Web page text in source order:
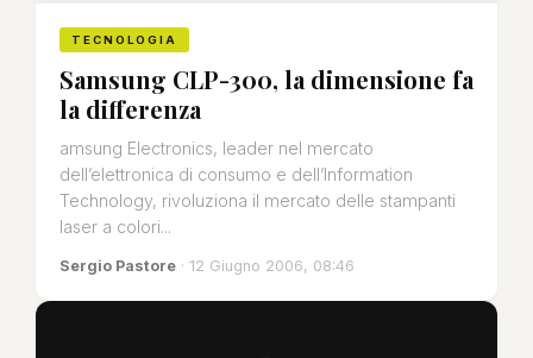
TECNOLOGIA
Samsung CLP-300, la dimensione fa
la differenza
amsung Electronics, leader nel mercato
dell’elettronica di consumo e dell’Information
Technology, rivoluziona il mercato delle stampanti
laser a colori...
Sergio Pastore · 12 Giugno 2006, 08:46